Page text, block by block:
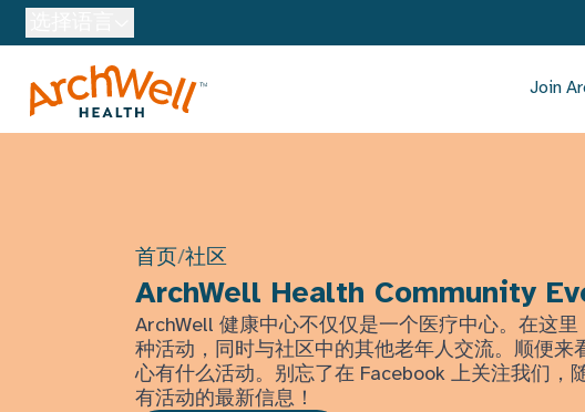
Skip to Main Content
Join
首页/社区
ArchWell Health Community
ArchWell 健康中心不仅仅是一个医疗中心。在这
种活动，同时与社区中的其他老年人交流。顺便来
心有什么活动。别忘了在 Facebook 上关注我们，
有活动的最新信息！